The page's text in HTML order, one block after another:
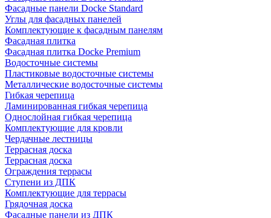
Фасадные панели Docke Standard
Углы для фасадных панелей
Комплектующие к фасадным панелям
Фасадная плитка
Фасадная плитка Docke Premium
Водосточные системы
Пластиковые водосточные системы
Металлические водосточные системы
Гибкая черепица
Ламинированная гибкая черепица
Однослойная гибкая черепица
Комплектующие для кровли
Чердачные лестницы
Террасная доска
Террасная доска
Ограждения террасы
Ступени из ДПК
Комплектующие для террасы
Грядочная доска
Фасадные панели из ДПК